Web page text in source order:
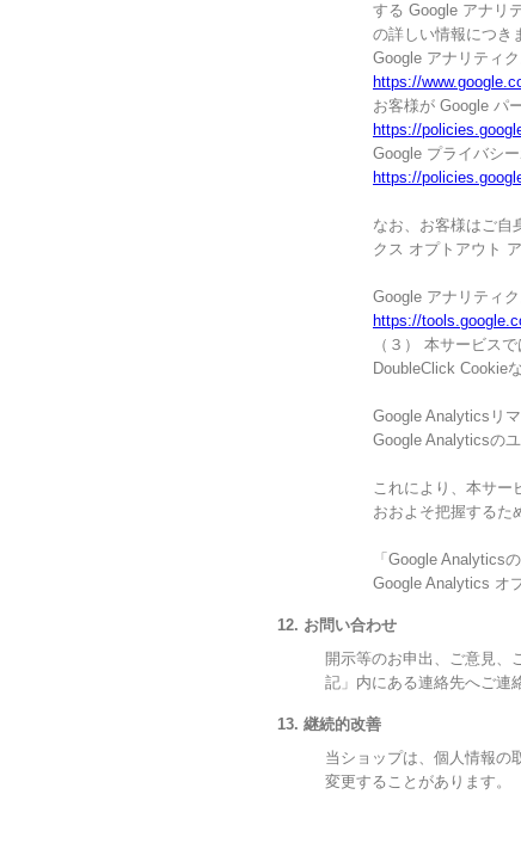
する Google アナリ
の詳しい情報につき
Google アナリティ
https://
お客様が Google パ
https://
Google プライバシー
https://
なお、お客様はご自
クス オプトアウト
Google アナリティ
https://
（３） 本サービス
DoubleClick Cookie
Google Analyticsリ
Google Analyticsの
これにより、本サー
おおよそ把握するた
「Google Analytics
Google Analytics オ
12. お問い合わせ
開示等のお申出、ご意見、
記」内にある連絡先へご連
13. 継続的改善
当ショップは、個人情報の
変更することがあります。